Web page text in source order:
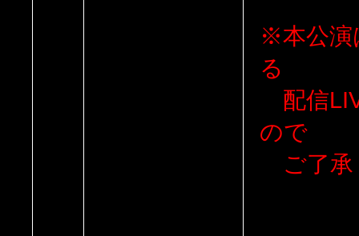
※本公演
る
配信
ので
ご了承